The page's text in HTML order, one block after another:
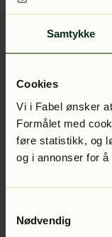
Samtykke
Cookies
Vi i Fabel ønsker
Formålet med
føre statistikk, og
og i annonser for å
Nødvendig
Carolyn Keene